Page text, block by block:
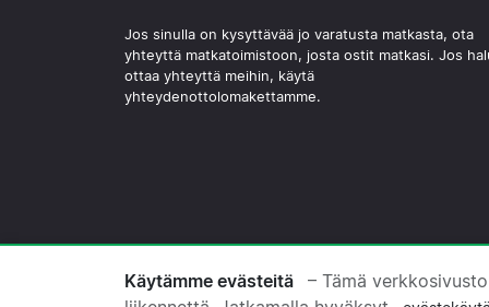
Jos sinulla on kysyttävää jo varatusta matkasta, ota
yhteyttä matkatoimistoon, josta ostit matkasi. Jos
ottaa yhteyttä meihin, käytä
yhteydenottolomakettamme.
© 2026 Copyright
Käytämme evästeitä
– Tämä